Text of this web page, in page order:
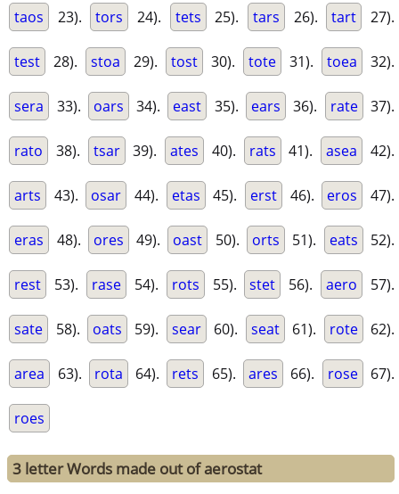
taos 23). tors 24). tets 25). tars 26). tart 27).
test 28). stoa 29). tost 30). tote 31). toea 32).
sera 33). oars 34). east 35). ears 36). rate 37).
rato 38). tsar 39). ates 40). rats 41). asea 42).
arts 43). osar 44). etas 45). erst 46). eros 47).
eras 48). ores 49). oast 50). orts 51). eats 52).
rest 53). rase 54). rots 55). stet 56). aero 57).
sate 58). oats 59). sear 60). seat 61). rote 62).
area 63). rota 64). rets 65). ares 66). rose 67).
roes
3 letter Words made out of aerostat